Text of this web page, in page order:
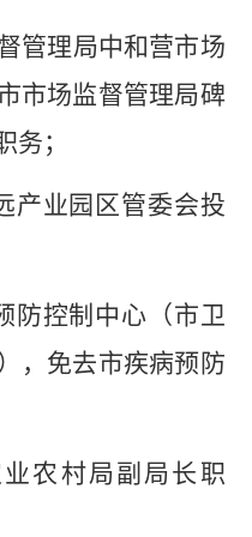
管理局中和营市场
市场监督管理局碑
务；
产业园区管委会投
防控制中心（市卫
，免去市疾病预防
农村局副局长职